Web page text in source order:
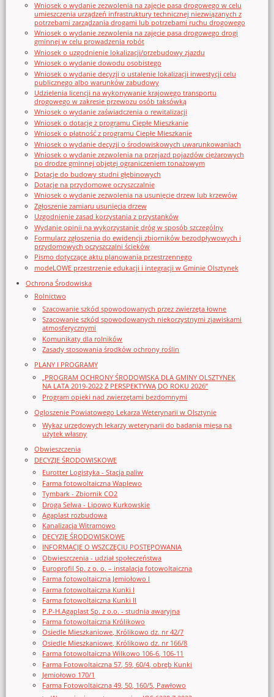
Wniosek o wydanie zezwolenia na zajęcie pasa drogowego w celu
umieszczenia urządzeń infrastruktury technicznej niezwiązanych z
potrzebami zarządzania drogami lub potrzebami ruchu drogowego
Wniosek o wydanie zezwolenia na zajęcie pasa drogowego drogi
gminnej w celu prowadzenia robót
Wniosek o uzgodnienie lokalizacji/przebudowy zjazdu
Wniosek o wydanie dowodu osobistego
Wniosek o wydanie decyzji o ustalenie lokalizacji inwestycji celu
publicznego albo warunków zabudowy
Udzielenia licencji na wykonywanie krajowego transportu
drogowego w zakresie przewozu osób taksówką
Wniosek o wydanie zaświadczenia o rewitalizacji
Wniosek o dotację z programu Ciepłe Mieszkanie
Wniosek o płatność z programu Ciepłe Mieszkanie
Wniosek o wydanie decyzji o środowiskowych uwarunkowaniach
Wniosek o wydanie zezwolenia na przejazd pojazdów ciężarowych
po drodze gminnej objętej ograniczeniem tonażowym
Dotacje do budowy studni głębinowych
Dotacje na przydomowe oczyszczalnie
Wniosek o wydanie zezwolenia na usunięcie drzew lub krzewów
Zgłoszenie zamiaru usunięcia drzew
Uzgodnienie zasad korzystania z przystanków
Wydanie opinii na wykorzystanie dróg w sposób szczególny
Formularz zgłoszenia do ewidencji zbiorników bezodpływowych i
przydomowych oczyszczalni ścieków
Pismo dotyczące aktu planowania przestrzennego
modeLOWE przestrzenie edukacji i integracji w Gminie Olsztynek
Ochrona Środowiska
Rolnictwo
Szacowanie szkód spowodowanych przez zwierzęta łowne
Szacowanie szkód spowodowanych niekorzystnymi zjawiskami
atmosferycznymi
Komunikaty dla rolników
Zasady stosowania środków ochrony roślin
PLANY I PROGRAMY
„PROGRAM OCHRONY ŚRODOWISKA DLA GMINY OLSZTYNEK
NA LATA 2019-2022 Z PERSPEKTYWĄ DO ROKU 2026”
Program opieki nad zwierzętami bezdomnymi
Ogloszenie Powiatowego Lekarza Weterynarii w Olsztynie
Wykaz urzędowych lekarzy weterynarii do badania mięsa na
użytek własny
Obwieszczenia
DECYZJE ŚRODOWISKOWE
Eurotter Logistyka - Stacja paliw
Farma fotowoltaiczna Waplewo
Tymbark - Zbiornik CO2
Droga Selwa - Lipowo Kurkowskie
Agaplast rozbudowa
Kanalizacja Witramowo
DECYZJE ŚRODOWISKOWE
INFORMACJE O WSZCZĘCIU POSTĘPOWANIA
Obwieszczenia - udział społeczeństwa
Europrofil Sp. z o. o. – instalacja fotowoltaiczna
Farma fotowoltaiczna Jemiołowo I
Farma fotowoltaiczna Kunki I
Farma fotowoltaiczna Kunki II
P.P-H.Agaplast Sp. z o.o. - studnia awaryjna
Farma fotowoltaiczna Królikowo
Osiedle Mieszkaniowe, Królikowo dz. nr 42/7
Osiedle Mieszkaniowe, Królikowo dz. nr 166/8
Farma fotowoltaiczna Wilkowo 106-6, 106-11
Farma Fotowoltaiczna 57, 59, 60/4, obręb Kunki
Jemiołowo 170/1
Farma Fotowoltaiczna 49, 50, 160/5, Pawłowo